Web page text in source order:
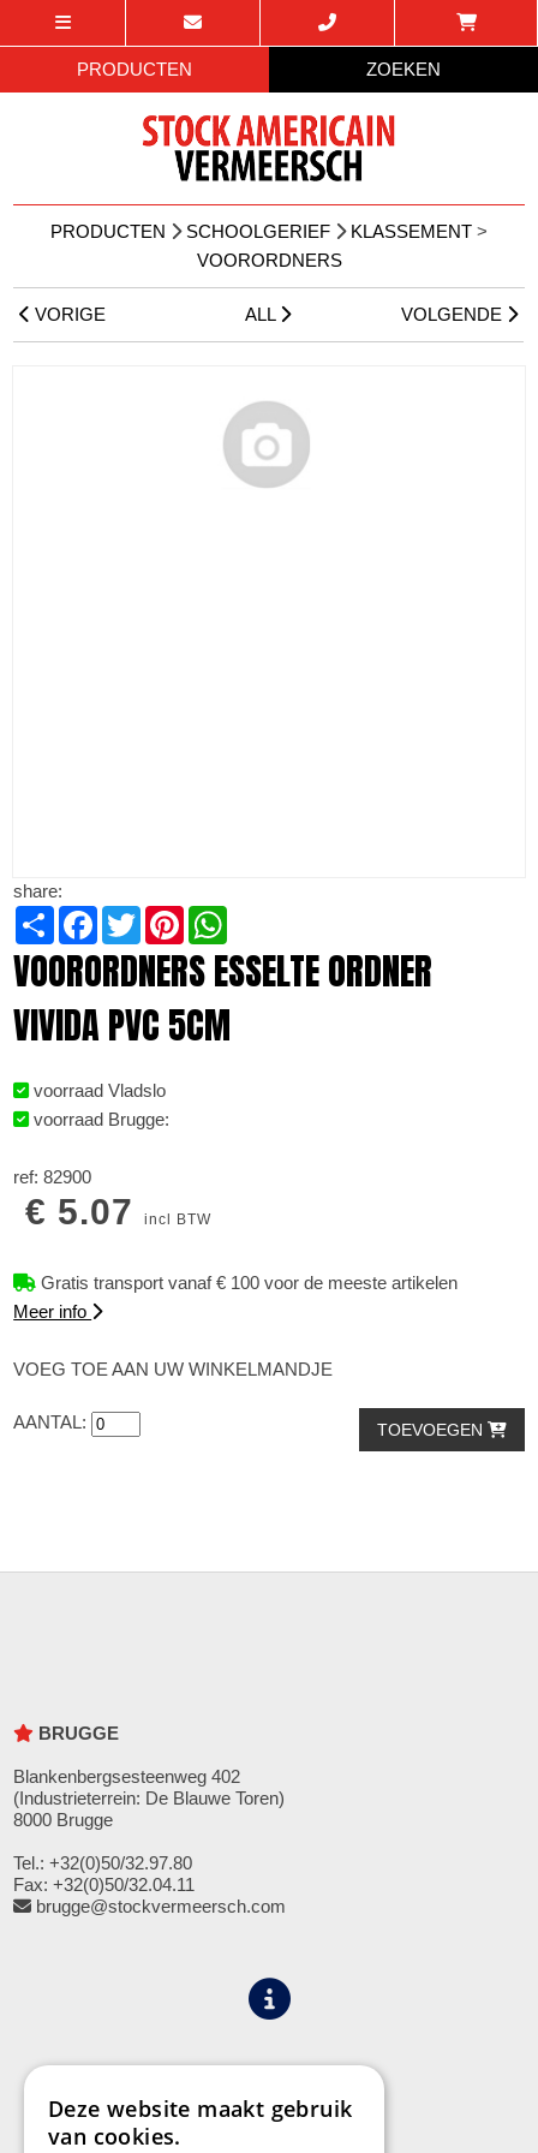
PRODUCTEN ZOEKEN
PRODUCTEN SCHOOLGERIEF KLASSEMENT >
VOORORDNERS
VORIGE ALL VOLGENDE
share:
Share Facebook
TwitterPinterest
VOORORDNERS ESSELTE ORDNER
VIVIDA PVC 5CM
voorraad Vladslo
voorraad Brugge:
ref: 82900
€ 5.07incl BTW
Gratis transport vanaf € 100 voor de meeste artikelen
Meer info
VOEG TOE AAN UW WINKELMANDJE
AANTAL: TOEVOEGEN
BRUGGE
Blankenbergsesteenweg 402
(Industrieterrein: De Blauwe Toren)
8000 Brugge
Tel.: +32(0)50/32.97.80
Fax: +32(0)50/32.04.11
brugge@stockvermeersch.com
Deze website maakt gebruik
van cookies.